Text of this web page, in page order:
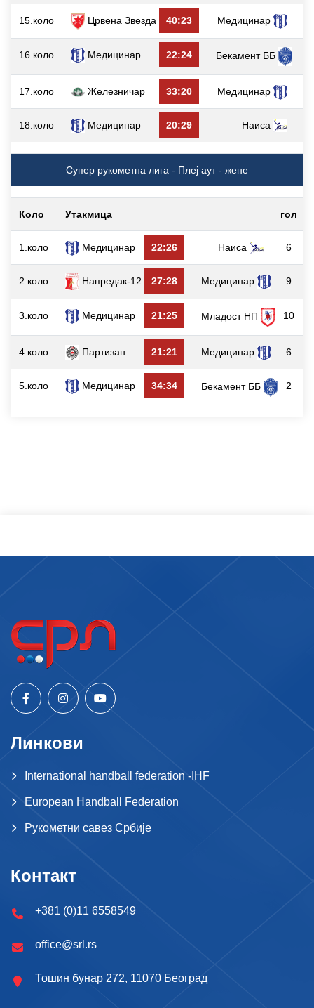
15.коло Црвена Звезда 40:23 Медицинар
16.коло Медицинар 22:24 Бекамент ББ
17.коло Железничар 33:20 Медицинар
18.коло Медицинар 20:29 Наиса
Супер рукометна лига - Плеј аут - жене
Коло Утакмица гол
1.коло Медицинар 22:26 Наиса 6
2.коло Напредак-12 27:28 Медицинар 9
3.коло Медицинар 21:25 Младост НП 10
4.коло Партизан 21:21 Медицинар 6
5.коло Медицинар 34:34 Бекамент ББ 2
Линкови
International handball federation -IHF
European Handball Federation
Рукометни савез Србије
Контакт
+381 (0)11 6558549
office@srl.rs
Тошин бунар 272, 11070 Београд